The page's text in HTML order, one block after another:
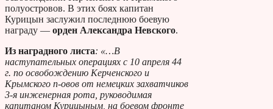
полуостровов. В этих боях капитан
Курицын заслужил последнюю боевую
награду — орден Александра Невского.
Из наградного листа: «…В
наступательных операциях с 10 апреля 44
г. по освобождению Керченского и
Крымского п-овов от немецких захватчиков
3-я инженерная рота, руководимая
капитаном Курицыным, на боевом фронте